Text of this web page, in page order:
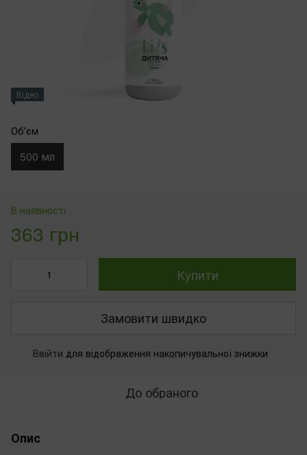
Відео
Об'єм
500 мл
В наявності
363 грн
Купити
Замовити швидко
Ввійти для відображення накопичувальної знижки
До обраного
Опис